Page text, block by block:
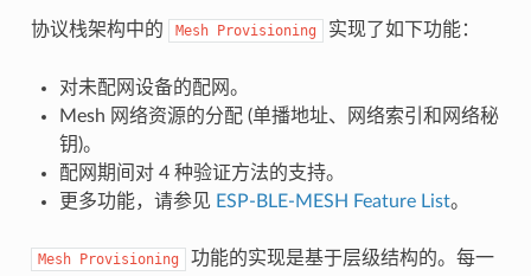
协议栈架构中的 Mesh Provisioning 实现了如下功能：
对未配网设备的配网。
Mesh 网络资源的分配 (单播地址、网络索引和网络秘
钥)。
配网期间对 4 种验证方法的支持。
更多功能，请参见 ESP-BLE-MESH Feature List。
Mesh Provisioning
功能的实现是基于层级结构的。每一